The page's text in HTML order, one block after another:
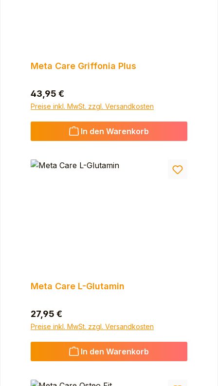
Meta Care Griffonia Plus
Regulärer Preis:
43,95 €
Preise inkl. MwSt. zzgl. Versandkosten
In den Warenkorb
Meta Care L-Glutamin
Regulärer Preis:
27,95 €
Preise inkl. MwSt. zzgl. Versandkosten
In den Warenkorb